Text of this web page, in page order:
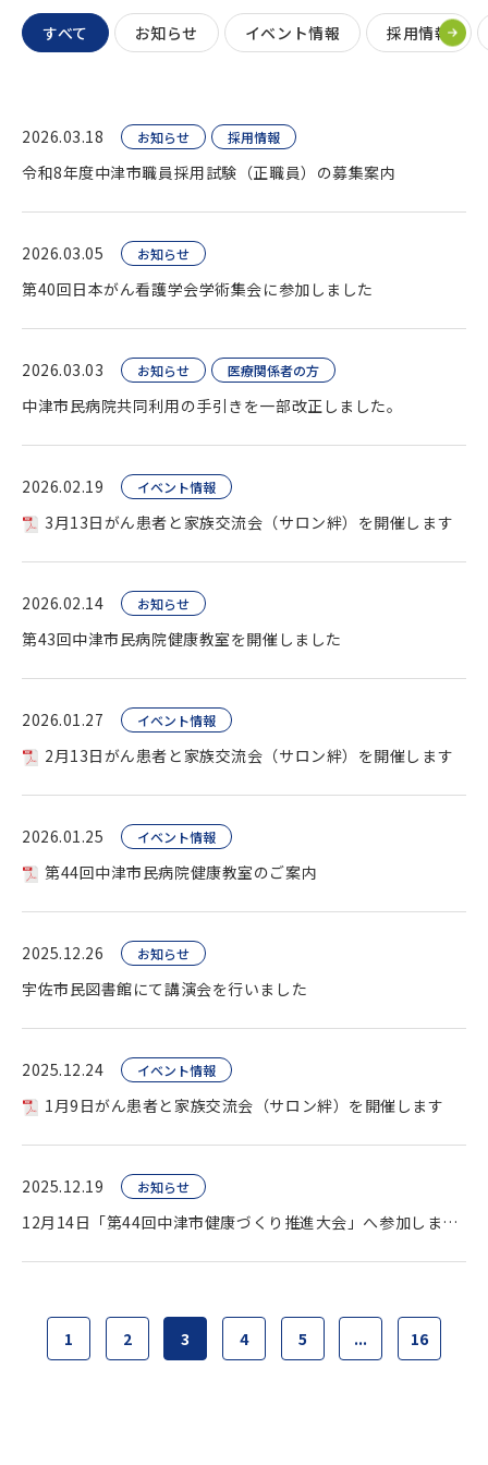
すべて お知らせ イベント情報 採用情報
2026.03.18 お知らせ 採用情報
令和8年度中津市職員採用試験（正職員）の募集案内
2026.03.05 お知らせ
第40回日本がん看護学会学術集会に参加しました
2026.03.03 お知らせ 医療関係者の方
中津市民病院共同利用の手引きを一部改正しました。
2026.02.19 イベント情報
3月13日がん患者と家族交流会（サロン絆）を開催します
2026.02.14 お知らせ
第43回中津市民病院健康教室を開催しました
2026.01.27 イベント情報
2月13日がん患者と家族交流会（サロン絆）を開催します
2026.01.25 イベント情報
第44回中津市民病院健康教室のご案内
2025.12.26 お知らせ
宇佐市民図書館にて講演会を行いました
2025.12.24 イベント情報
1月9日がん患者と家族交流会（サロン絆）を開催します
2025.12.19 お知らせ
12月14日「第44回中津市健康づくり推進大会」へ参加しました
1 2 3 4 5 ... 16